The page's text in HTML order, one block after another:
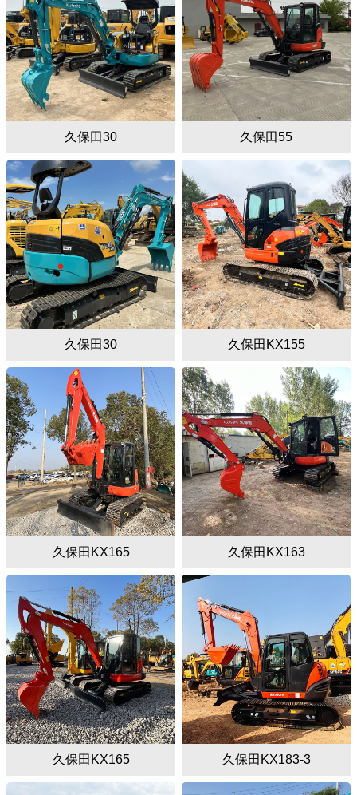
久保田30 久保田55
久保田30 久保田KX155
久保田KX165 久保田KX163
久保田KX165 久保田KX183-3